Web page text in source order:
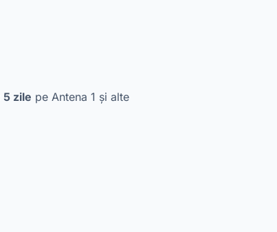
5 zile pe Antena 1 și alte